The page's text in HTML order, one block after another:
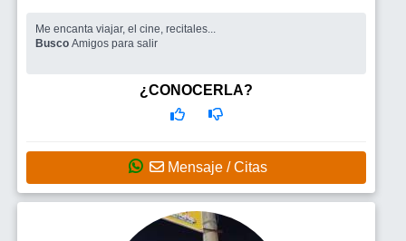
Me encanta viajar, el cine, recitales...
Busco Amigos para salir
¿CONOCERLA?
Mensaje / Citas